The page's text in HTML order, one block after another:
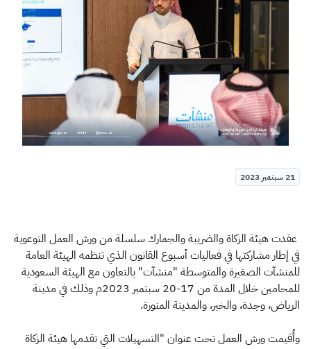
الإقرار الضريبي
التصرفات العقارية
21 سبتمبر 2023
عقدت هيئة الزكاة والضريبة والجمارك سلسلة من ورش العمل التوعوية
في إطار مشاركتها في فعاليات أسبوع القانون الذي تنظمه الهيئة العامة
للمنشآت الصغيرة والمتوسطة "منشآت" بالتعاون مع الهيئة السعودية
للمحامين خلال المدة من 17-20 سبتمبر 2023م وذلك في مدينة
الرياض، وجدة، والخبر، والمدينة المنورة.
وأُقيمت ورش العمل تحت عنوان "التسهيلات التي تقدمها هيئة الزكاة